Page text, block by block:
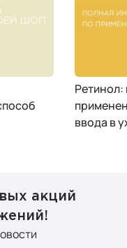
Ретинол:
ввода в
акций